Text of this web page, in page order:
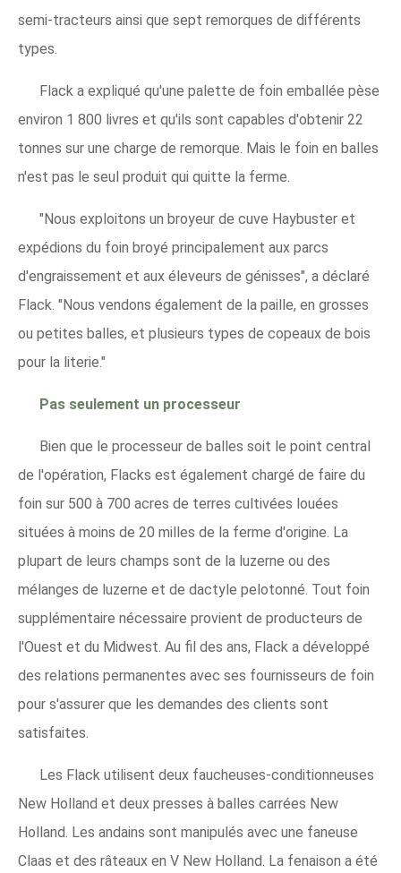
semi-tracteurs ainsi que sept remorques de différents
types.
Flack a expliqué qu'une palette de foin emballée pèse
environ 1 800 livres et qu'ils sont capables d'obtenir 22
tonnes sur une charge de remorque. Mais le foin en balles
n'est pas le seul produit qui quitte la ferme.
"Nous exploitons un broyeur de cuve Haybuster et
expédions du foin broyé principalement aux parcs
d'engraissement et aux éleveurs de génisses", a déclaré
Flack. "Nous vendons également de la paille, en grosses
ou petites balles, et plusieurs types de copeaux de bois
pour la literie."
Pas seulement un processeur
Bien que le processeur de balles soit le point central
de l'opération, Flacks est également chargé de faire du
foin sur 500 à 700 acres de terres cultivées louées
situées à moins de 20 milles de la ferme d'origine. La
plupart de leurs champs sont de la luzerne ou des
mélanges de luzerne et de dactyle pelotonné. Tout foin
supplémentaire nécessaire provient de producteurs de
l'Ouest et du Midwest. Au fil des ans, Flack a développé
des relations permanentes avec ses fournisseurs de foin
pour s'assurer que les demandes des clients sont
satisfaites.
Les Flack utilisent deux faucheuses-conditionneuses
New Holland et deux presses à balles carrées New
Holland. Les andains sont manipulés avec une faneuse
Claas et des râteaux en V New Holland. La fenaison a été